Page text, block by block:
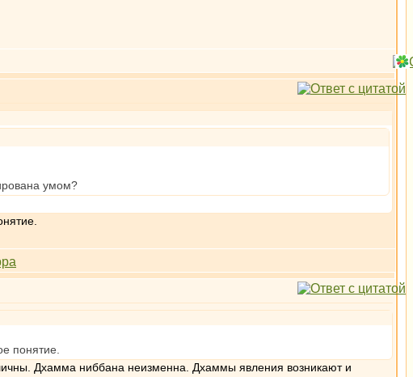
умом?
понятие.
Дхамма ниббана неизменна. Дхаммы явления возникают и